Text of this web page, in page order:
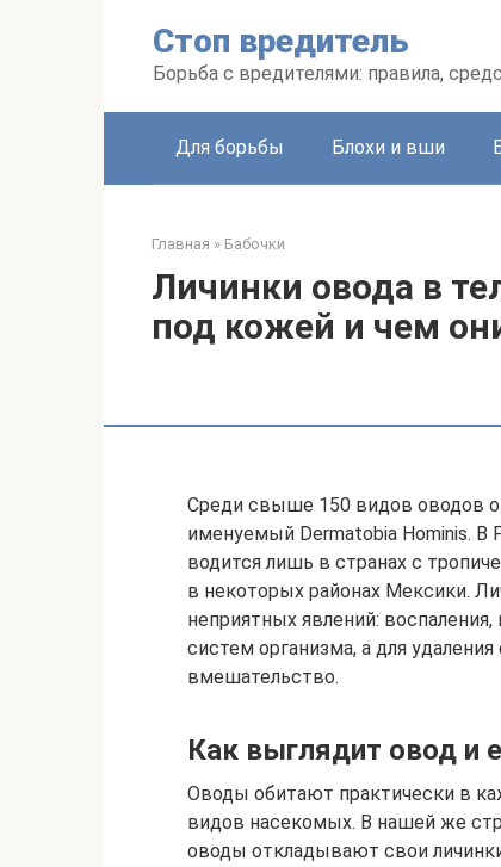
Стоп вредитель
Борьба с вредителями: правила,
Для борьбы Блохи и вши
Главная » Бабочки
Личинки овода в
под кожей и чем
Среди свыше 150 видов оводов
именуемый Dermatobia Hominis. В
водится лишь в странах с
в некоторых районах Мексики.
неприятных явлений:
систем организма, а для
вмешательство.
Как выглядит овод и
Оводы обитают практически в
видов насекомых. В нашей же
оводы откладывают свои